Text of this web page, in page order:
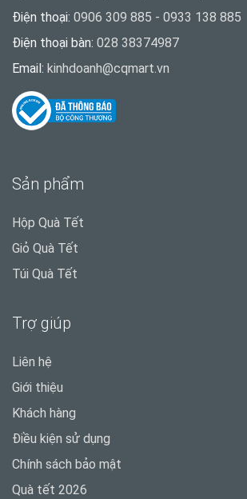
Điện thoại: 0906 309 885 - 0933 138 885
Điện thoại bàn: 028 38374987
Email: kinhdoanh@cqmart.vn
Sản phẩm
Hộp Quà Tết
Giỏ Quà Tết
Túi Quà Tết
Trợ giúp
Liên hệ
Giới thiệu
Khách hàng
Điều kiện sử dụng
Chính sách bảo mật
Quà tết 2026